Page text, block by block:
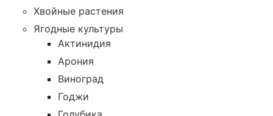
Хвойные растения
Ягодные культуры
Актинидия
Арония
Виноград
Годжи